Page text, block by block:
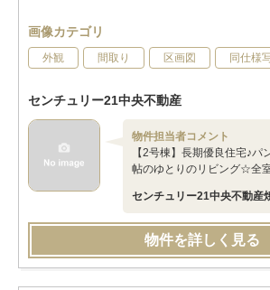
画像カテゴリ
外観 間取り 区画図 同仕様
センチュリー21中央不動産
物件担当者コメント
【2号棟】長期優良住宅♪パ
帖のゆとりのリビング☆全
センチュリー21中央不動産
物件を詳しく見る